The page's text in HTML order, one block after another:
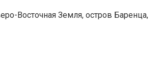
Восточная Земля, остров Баренца,